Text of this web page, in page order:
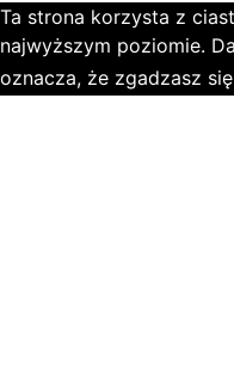
Ta strona korzysta z
najwyższym poziomie.
oznacza, że zgadzasz